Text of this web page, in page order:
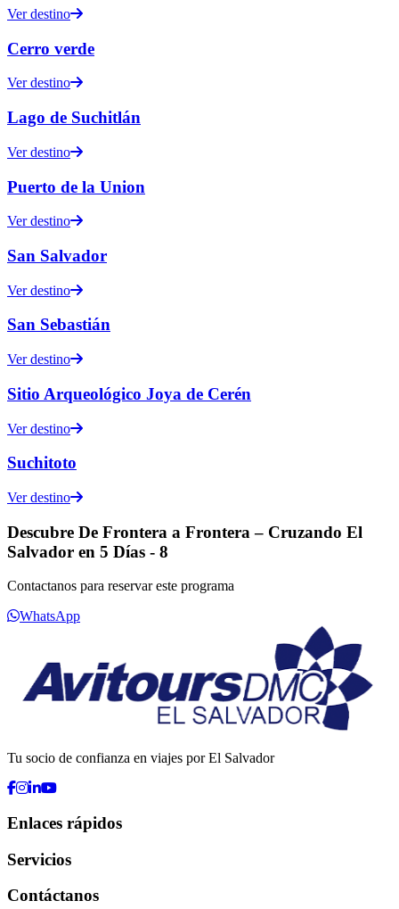
Ver destino
Cerro verde
Ver destino
Lago de Suchitlán
Ver destino
Puerto de la Union
Ver destino
San Salvador
Ver destino
San Sebastián
Ver destino
Sitio Arqueológico Joya de Cerén
Ver destino
Suchitoto
Ver destino
Descubre De Frontera a Frontera – Cruzando El
Salvador en 5 Días - 8
Contactanos para reservar este programa
WhatsApp
Tu socio de confianza en viajes por El Salvador
Enlaces rápidos
Servicios
Contáctanos